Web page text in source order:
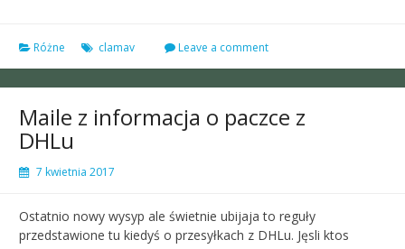
Różne clamav Leave a comment
Maile z informacja o paczce z
DHLu
7 kwietnia 2017
Ostatnio nowy wysyp ale świetnie ubijaja to reguły
przedstawione tu kiedyś o przesyłkach z DHLu. Jęsli ktos